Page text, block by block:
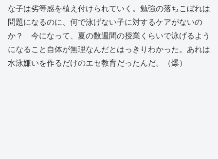
な子は劣等感を植え付けられていく。勉強の落ちこぼれは
問題になるのに、何で泳げない子に対するケアがないの
か？ 今になって、夏の数週間の授業くらいで泳げるよう
になること自体が無理なんだとはっきりわかった。あれは
水泳嫌いを作るだけのエセ教育だったんだ。（爆）